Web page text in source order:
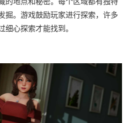
掘。游戏鼓励玩家进行探索，许多
心探索才能找到。